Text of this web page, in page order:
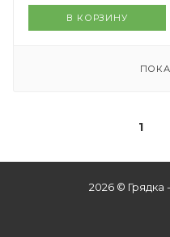
В КОРЗИНУ
1
2026 © Грядка